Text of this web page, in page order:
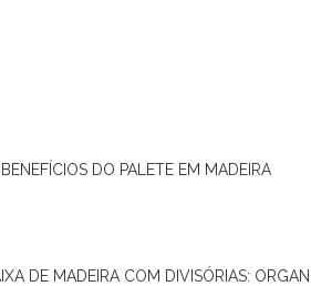
BENEFÍCIOS DO PALETE EM MADEIRA
DE MADEIRA COM DIVISÓRIAS: